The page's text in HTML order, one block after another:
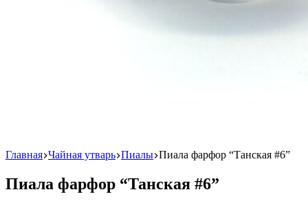
Главная Чайная утварь Пиалы Пиала фарфор “Танская #6”
Пиала фарфор “Танская #6”